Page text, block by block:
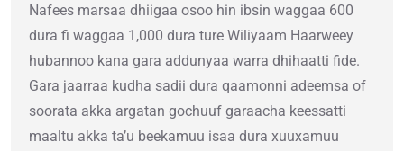
Nafees marsaa dhiigaa osoo hin ibsin waggaa 600
dura fi waggaa 1,000 dura ture Wiliyaam Haarweey
hubannoo kana gara addunyaa warra dhihaatti fide.
Gara jaarraa kudha sadii dura qaamonni adeemsa of
soorata akka argatan gochuuf garaacha keessatti
maaltu akka ta’u beekamuu isaa dura xuuxamuu